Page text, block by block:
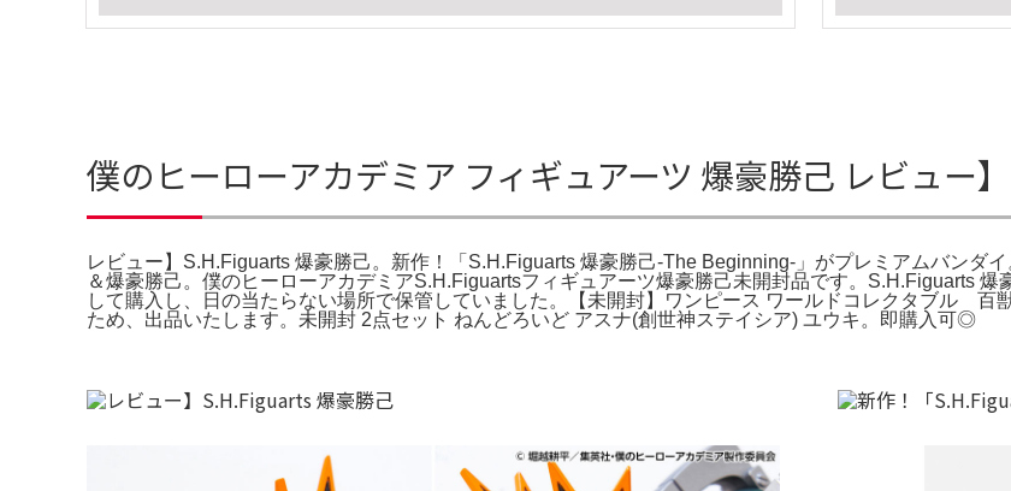
僕のヒーローアカデミア フィギュアーツ 爆豪勝己 レビュー
レビュー】S.H.Figuarts 爆豪勝己。新作！「S.H.Figuarts 爆豪勝己-The Beginning-」がプレミアムバンダ
＆爆豪勝己。僕のヒーローアカデミアS.H.Figuartsフィギュアーツ爆豪勝己未開封品です。S.H.Figuarts
して購入し、日の当たらない場所で保管していました。【未開封】ワンピース ワールドコレクタブル
ため、出品いたします。未開封 2点セット ねんどろいど アスナ(創世神ステイシア) ユウキ。即購入可◎